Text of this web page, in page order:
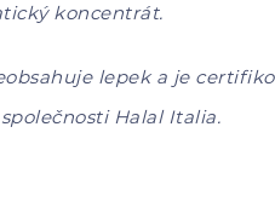
koncentrát.
lepek a je
Halal Italia.